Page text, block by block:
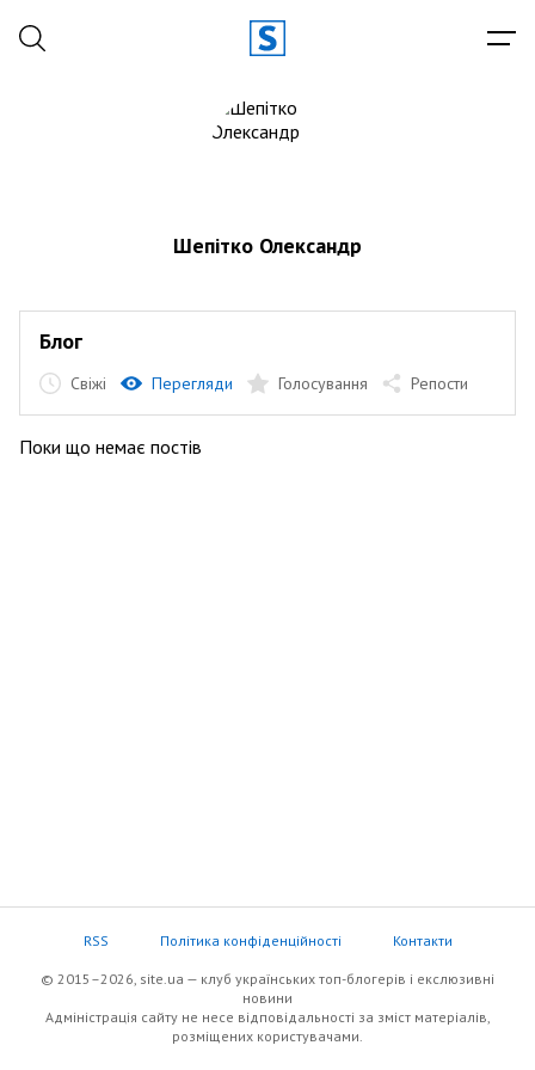
Шепітко Олександр
Блог
Свіжі Перегляди Голосування Репости
Поки що немає постів
RSS Політика конфіденційності Контакти
© 2015–2026, site.ua — клуб українських топ-блогерів i екслюзивнi
новини
Адміністрація сайту не несе відповідальності за зміст матеріалів,
розміщених користувачами.